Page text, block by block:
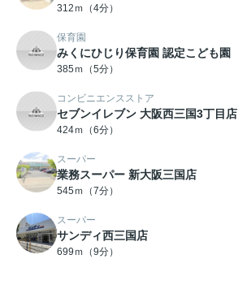
312ｍ（4分）
保育園
みくにひじり保育園 認定こども園
385ｍ（5分）
コンビニエンスストア
セブンイレブン 大阪西三国3丁目店
424ｍ（6分）
スーパー
業務スーパー 新大阪三国店
545ｍ（7分）
スーパー
サンディ西三国店
699ｍ（9分）